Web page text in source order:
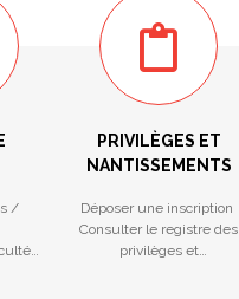
/
PRIVILÈGES ET
NANTISSEMENTS
Déposer une inscription
Consulter le registre des
privilèges et